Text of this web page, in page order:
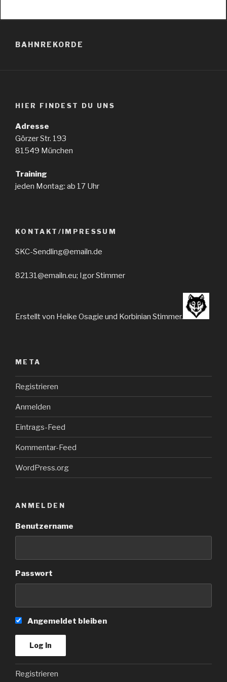
BAHNREKORDE
HIER FINDEST DU UNS
Adresse
Görzer Str. 193
81549 München
Training
jeden Montag: ab 17 Uhr
KONTAKT/IMPRESSUM
SKC-Sendling@emailn.de
82131@emailn.eu; Igor Stimmer
Erstellt von Heike Osagie und Korbinian Stimmer.
META
Registrieren
Anmelden
Eintrags-Feed
Kommentar-Feed
WordPress.org
ANMELDEN
Benutzername
Passwort
Angemeldet bleiben
Registrieren